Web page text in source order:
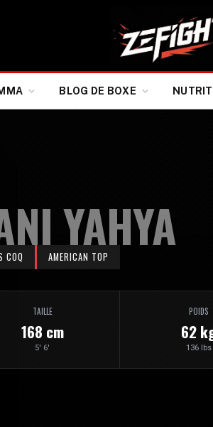
BLOG DE BOXE
YAHYA
COQ AMERICAN TOP
TAILLE
168 cm
5' 6'
POIDS
62
136 lbs